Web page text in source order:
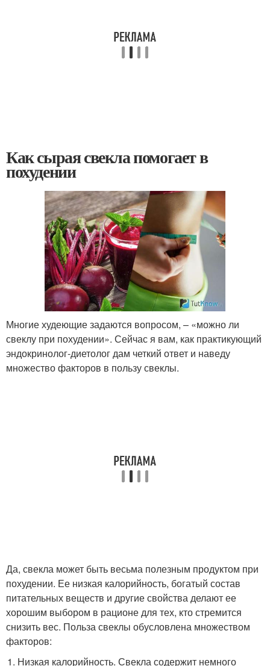
Как сырая свекла помогает в
похудении
Многие худеющие задаются вопросом, – «можно ли
свеклу при похудении». Сейчас я вам, как практикующий
эндокринолог-диетолог дам четкий ответ и наведу
множество факторов в пользу свеклы.
Да, свекла может быть весьма полезным продуктом при
похудении. Ее низкая калорийность, богатый состав
питательных веществ и другие свойства делают ее
хорошим выбором в рационе для тех, кто стремится
снизить вес. Польза свеклы обусловлена множеством
факторов:
Низкая калорийность. Свекла содержит немного